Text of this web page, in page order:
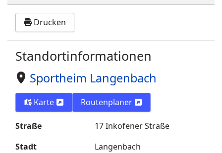
Drucken
Standortinformationen
Sportheim Langenbach
Karte Routenplaner
Straße
17 Inkofener Straße
Stadt
Langenbach